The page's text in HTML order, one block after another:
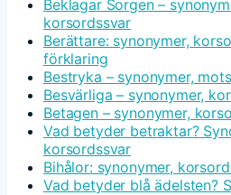
Beklagar Sorgen –
korsordssvar
Berättare: synonymer,
förklaring
Bestryka – synonymer,
Besvärliga – synonymer,
Betagen – synonymer,
Vad betyder betraktar?
korsordssvar
Bihålor: synonymer,
Vad betyder blå ädelsten?